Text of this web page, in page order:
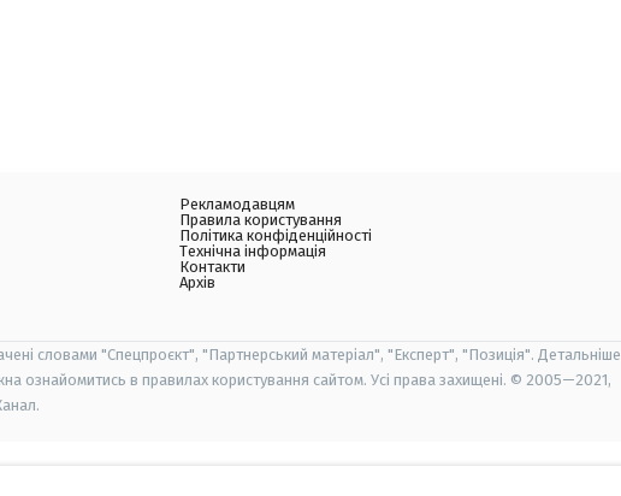
Рекламодавцям
Правила користування
Політика конфіденційності
Технічна інформація
Контакти
Архів
словами "Спецпроєкт", "Партнерський матеріал", "Експерт", "Позиція". Детальніше
ознайомитись в правилах користування сайтом. Усі права захищені. © 2005—2021,